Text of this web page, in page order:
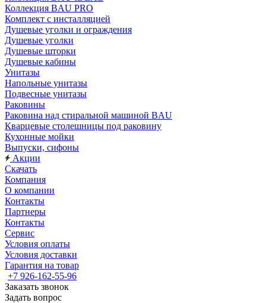
Коллекция BAU PRO
Комплект с инсталляцией
Душевые уголки и ограждения
Душевые уголки
Душевые шторки
Душевые кабины
Унитазы
Напольные унитазы
Подвесные унитазы
Раковины
Раковина над стиральной машиной BAU
Кварцевые столешницы под раковину
Кухонные мойки
Выпуски, сифоны
Акции
Скачать
Компания
О компании
Контакты
Партнеры
Контакты
Сервис
Условия оплаты
Условия доставки
Гарантия на товар
+7 926-162-55-96
Заказать звонок
Задать вопрос